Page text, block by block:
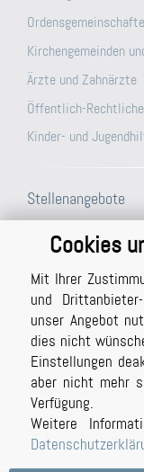
Cookies
Mit Ihrer
und
unser Angebot
dies nicht
Einstellungen
aber nicht mehr
Verfügung.
Weitere
Kirchengemeinden
Ärzte und Zahnärzte
Öffentlich-
Kinder- und
Stellenangebote
Büroassistenz (m/
Schreibbüro in
Studentische
Prüfer (m/w/d) mit
Masterstudiengang
Praktikum bei der
Zeitraum Februar